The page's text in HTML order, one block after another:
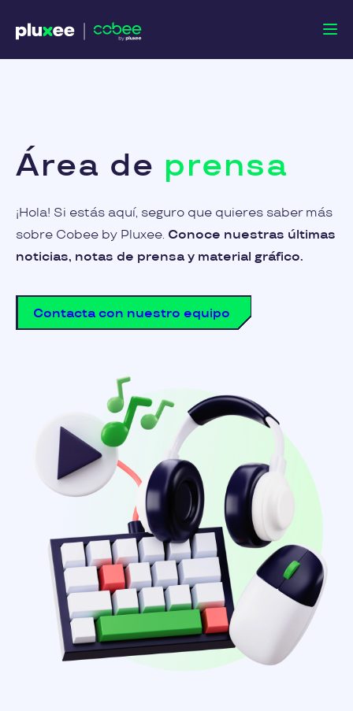
Área de prensa
¡Hola! Si estás aquí, seguro que quieres saber más
sobre Cobee by Pluxee. Conoce nuestras últimas
noticias, notas de prensa y material gráfico.
Contacta con nuestro equipo